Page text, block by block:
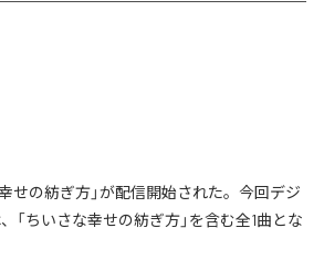
せの紡ぎ方」が配信開始された。今回デジ
「ちいさな幸せの紡ぎ方」を含む全1曲とな